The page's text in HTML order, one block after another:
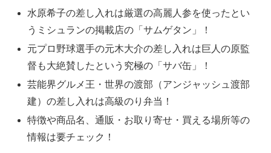
水原希子の差し入れは厳選の高麗人参を使ったとい
うミシュランの掲載店の「サムゲタン」！
元プロ野球選手の元木大介の差し入れは巨人の原監
督も大絶賛したという究極の「サバ缶」！
芸能界グルメ王・世界の渡部（アンジャッシュ渡部
建）の差し入れは高級のり弁当！
特徴や商品名、通販・お取り寄せ・買える場所等の
情報は要チェック！